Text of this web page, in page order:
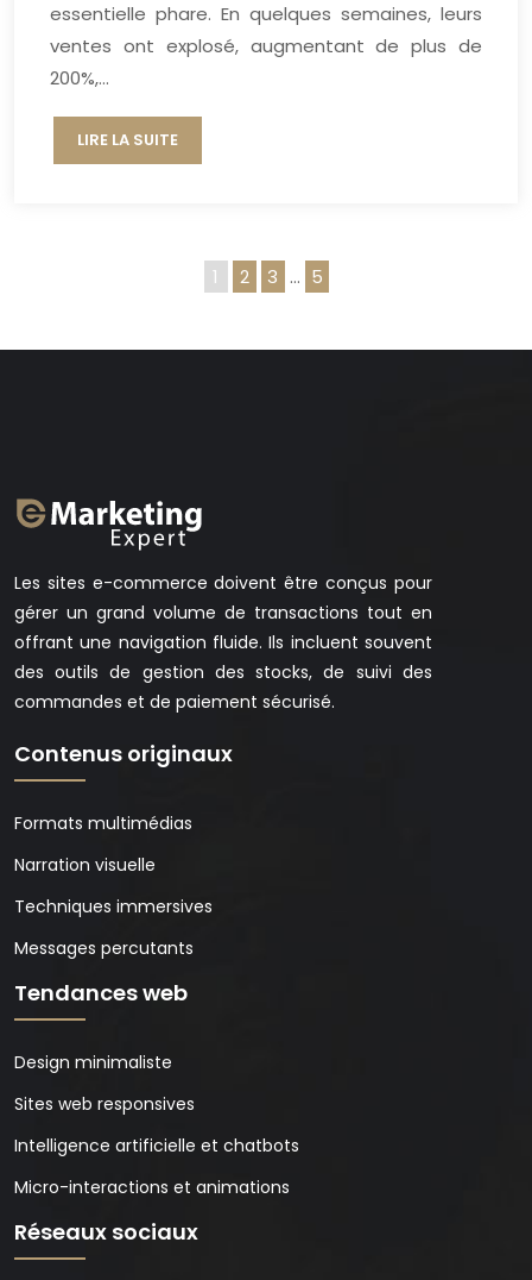
essentielle phare. En quelques semaines, leurs
ventes ont explosé, augmentant de plus de
200%,…
LIRE LA SUITE
1 2 3 … 5
Les sites e-commerce doivent être conçus pour
gérer un grand volume de transactions tout en
offrant une navigation fluide. Ils incluent souvent
des outils de gestion des stocks, de suivi des
commandes et de paiement sécurisé.
Contenus originaux
Formats multimédias
Narration visuelle
Techniques immersives
Messages percutants
Tendances web
Design minimaliste
Sites web responsives
Intelligence artificielle et chatbots
Micro-interactions et animations
Réseaux sociaux